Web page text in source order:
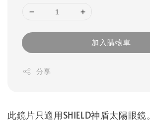
加入購物車
分享
此鏡片只適用SHIELD神盾太陽眼鏡。